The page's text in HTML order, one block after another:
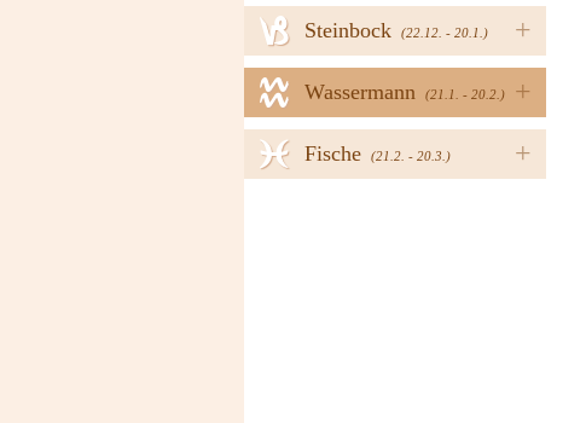
+
Steinbock (22.12. - 20.1.)
j
+
Wassermann (21.1. - 20.2.)
k
+
Fische (21.2. - 20.3.)
l